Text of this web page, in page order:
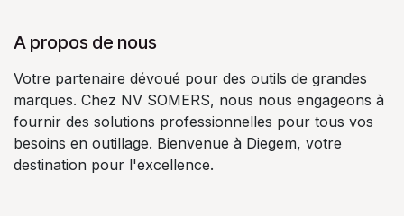
A propos de nous
Votre partenaire dévoué pour des outils de grandes
marques. Chez NV SOMERS, nous nous engageons à
fournir des solutions professionnelles pour tous vos
besoins en outillage. Bienvenue à Diegem, votre
destination pour l'excellence.